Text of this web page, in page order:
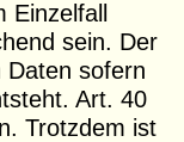
Einzelfall
sein. Der
Daten sofern
Art. 40
Trotzdem ist